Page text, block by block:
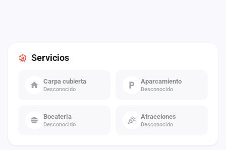
Servicios
Carpa cubierta
Desconocido
Aparcamiento
Desconocido
Bocatería
Desconocido
Atracciones
Desconocido